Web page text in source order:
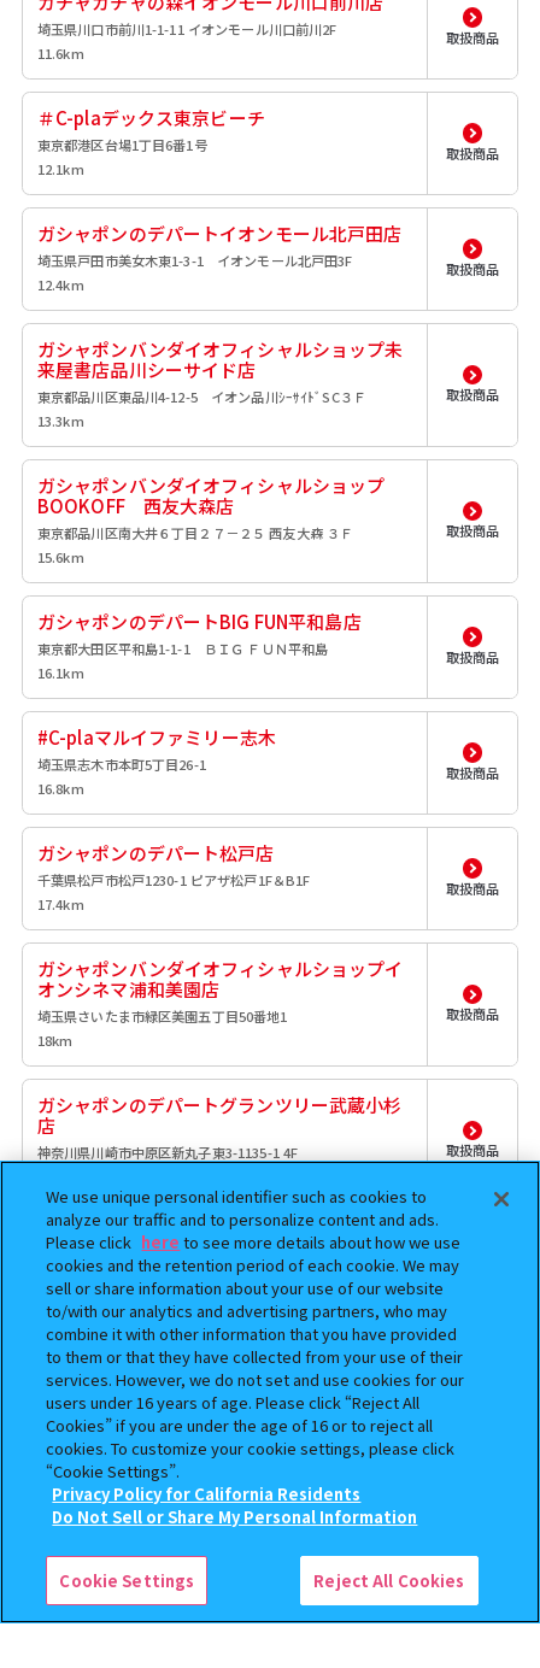
検索中の商品
Popteen だれでもなりきりアクリルチャーム
埼玉県川口市前川1-1-11 イオンモール川口前川2F
11.6km
取扱商品
＃C-plaデックス東京ビーチ
東京都港区台場1丁目6番1号
12.1km
取扱商品
ガシャポンのデパートイオンモール北戸田店
埼玉県戸田市美女木東1-3-1 イオンモール北戸田3F
12.4km
取扱商品
ガシャポンバンダイオフィシャルショップ未
来屋書店品川シーサイド店
東京都品川区東品川4-12-5 イオン品川ｼｰｻｲﾄﾞSC３Ｆ
13.3km
取扱商品
ガシャポンバンダイオフィシャルショップ
BOOKOFF 西友大森店
東京都品川区南大井６丁目２７－２５ 西友大森 ３Ｆ
15.6km
取扱商品
ガシャポンのデパートBIG FUN平和島店
東京都大田区平和島1-1-1 ＢＩＧ ＦＵＮ平和島
16.1km
取扱商品
#C-plaマルイファミリー志木
埼玉県志木市本町5丁目26-1
16.8km
取扱商品
ガシャポンのデパート松戸店
千葉県松戸市松戸1230-1 ピアザ松戸1F＆B1F
17.4km
取扱商品
ガシャポンバンダイオフィシャルショップイ
オンシネマ浦和美園店
埼玉県さいたま市緑区美園五丁目50番地1
18km
取扱商品
ガシャポンのデパートグランツリー武蔵小杉
店
神奈川県川崎市中原区新丸子東3-1135-1 4F
取扱商品
ガシャポンバンダイオフィシャルショップイ
オンレイクタウンmori店
埼玉県越谷市レイクタウン3-1-1 イオンレイクタウンmori
3F
19.6km
ガシャポンのデパートイオンレイクタウン
mori店
埼玉県越谷市レイクタウン３丁目１番地１ イオンレイクタ
ウンｍｏｒｉ３Ｆ
19.6km
取扱商品
来屋書店新松戸店
千葉県松戸市新松戸3-2-2
取扱商品
We use unique personal identifier such as cookies to
analyze our traffic and to personalize content and ads.
Please click here to see more details about how we use
cookies and the retention period of each cookie. We may
sell or share information about your use of our website
to/with our analytics and advertising partners, who may
combine it with other information that you have provided
to them or that they have collected from your use of their
services. However, we do not set and use cookies for our
users under 16 years of age. Please click “Reject All
Cookies” if you are under the age of 16 or to reject all
cookies. To customize your cookie settings, please click
“Cookie Settings”.
Privacy Policy for California Residents
Do Not Sell or Share My Personal Information
Cookie Settings Reject All Cookies